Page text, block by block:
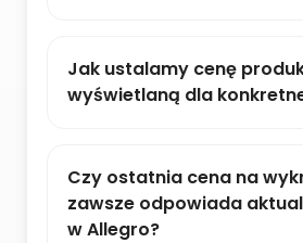
Jak ustalamy cenę
wyświetlaną dla
Czy ostatnia cena na
zawsze odpowiada
w Allegro?